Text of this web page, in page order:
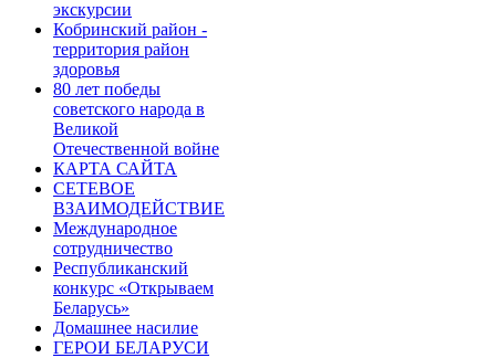
экскурсии
Кобринский район -
территория район
здоровья
80 лет победы
советского народа в
Великой
Отечественной войне
КАРТА САЙТА
СЕТЕВОЕ
ВЗАИМОДЕЙСТВИЕ
Международное
сотрудничество
Республиканский
конкурс «Открываем
Беларусь»
Домашнее насилие
ГЕРОИ БЕЛАРУСИ